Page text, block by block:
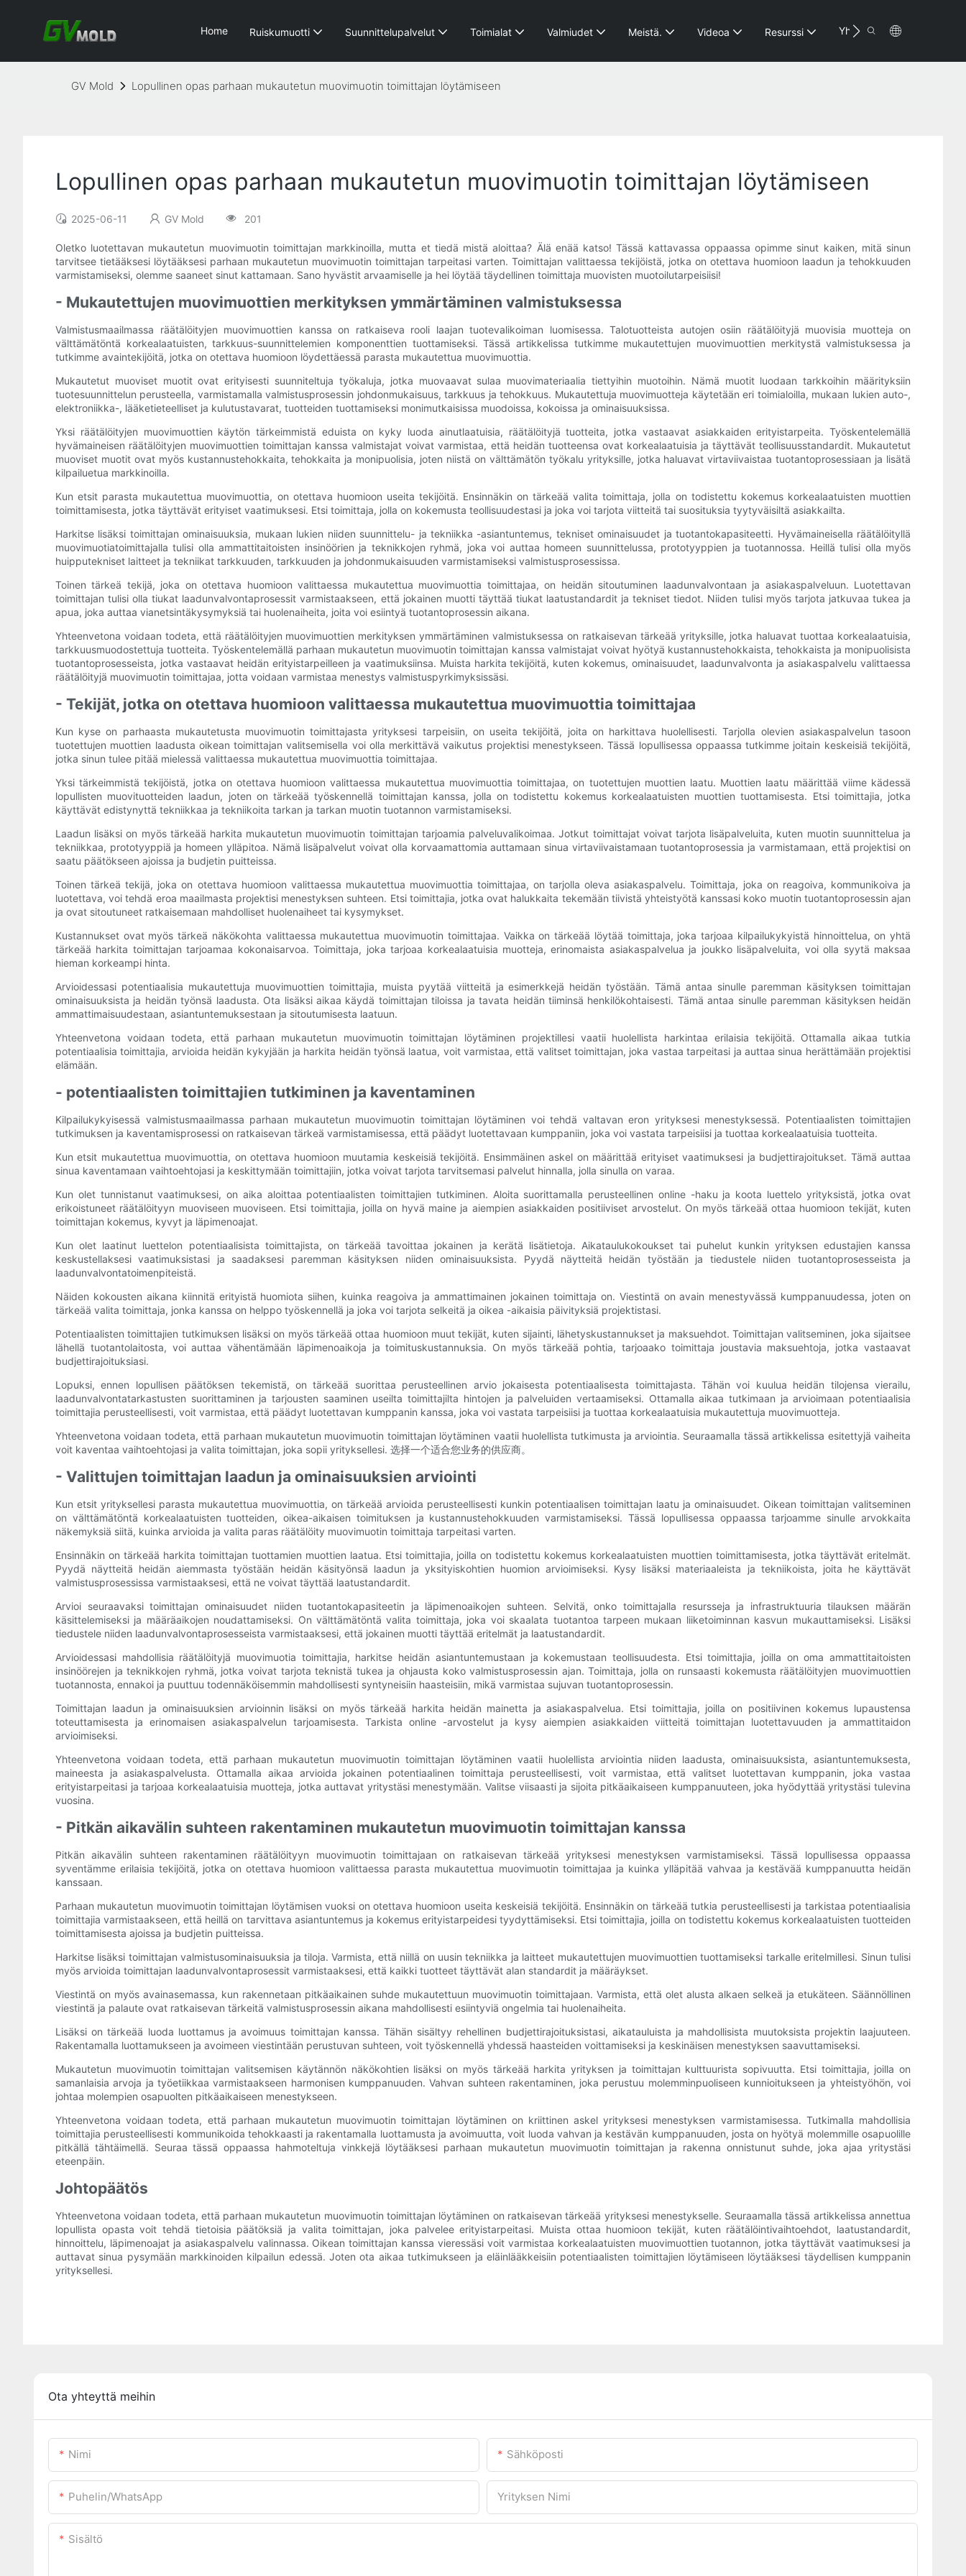
Home Ruiskumuotti Suunnittelupalvelut Toimialat Valmiudet Meistä. Videoa Resurssi Yhteystiedot
GV Mold Lopullinen opas parhaan mukautetun muovimuotin toimittajan löytämiseen
Lopullinen opas parhaan mukautetun muovimuotin toimittajan löytämiseen
2025-06-11 GV Mold 201
Oletko luotettavan mukautetun muovimuotin toimittajan markkinoilla, mutta et tiedä mistä aloittaa? Älä enää katso! Tässä kattavassa oppaassa opimme sinut kaiken, mitä sinun
tarvitsee tietääksesi löytääksesi parhaan mukautetun muovimuotin toimittajan tarpeitasi varten. Toimittajan valittaessa tekijöistä, jotka on otettava huomioon laadun ja tehokkuuden
varmistamiseksi, olemme saaneet sinut kattamaan. Sano hyvästit arvaamiselle ja hei löytää täydellinen toimittaja muovisten muotoilutarpeisiisi!
- Mukautettujen muovimuottien merkityksen ymmärtäminen valmistuksessa
Valmistusmaailmassa räätälöityjen muovimuottien kanssa on ratkaiseva rooli laajan tuotevalikoiman luomisessa. Talotuotteista autojen osiin räätälöityjä muovisia muotteja on
välttämätöntä korkealaatuisten, tarkkuus-suunnittelemien komponenttien tuottamiseksi. Tässä artikkelissa tutkimme mukautettujen muovimuottien merkitystä valmistuksessa ja
tutkimme avaintekijöitä, jotka on otettava huomioon löydettäessä parasta mukautettua muovimuottia.
Mukautetut muoviset muotit ovat erityisesti suunniteltuja työkaluja, jotka muovaavat sulaa muovimateriaalia tiettyihin muotoihin. Nämä muotit luodaan tarkkoihin määrityksiin
tuotesuunnittelun perusteella, varmistamalla valmistusprosessin johdonmukaisuus, tarkkuus ja tehokkuus. Mukautettuja muovimuotteja käytetään eri toimialoilla, mukaan lukien auto-,
elektroniikka-, lääketieteelliset ja kulutustavarat, tuotteiden tuottamiseksi monimutkaisissa muodoissa, kokoissa ja ominaisuuksissa.
Yksi räätälöityjen muovimuottien käytön tärkeimmistä eduista on kyky luoda ainutlaatuisia, räätälöityjä tuotteita, jotka vastaavat asiakkaiden erityistarpeita. Työskentelemällä
hyvämaineisen räätälöityjen muovimuottien toimittajan kanssa valmistajat voivat varmistaa, että heidän tuotteensa ovat korkealaatuisia ja täyttävät teollisuusstandardit. Mukautetut
muoviset muotit ovat myös kustannustehokkaita, tehokkaita ja monipuolisia, joten niistä on välttämätön työkalu yrityksille, jotka haluavat virtaviivaistaa tuotantoprosessiaan ja lisätä
kilpailuetua markkinoilla.
Kun etsit parasta mukautettua muovimuottia, on otettava huomioon useita tekijöitä. Ensinnäkin on tärkeää valita toimittaja, jolla on todistettu kokemus korkealaatuisten muottien
toimittamisesta, jotka täyttävät erityiset vaatimuksesi. Etsi toimittaja, jolla on kokemusta teollisuudestasi ja joka voi tarjota viitteitä tai suosituksia tyytyväisiltä asiakkailta.
Harkitse lisäksi toimittajan ominaisuuksia, mukaan lukien niiden suunnittelu- ja tekniikka -asiantuntemus, tekniset ominaisuudet ja tuotantokapasiteetti. Hyvämaineisella räätälöityllä
muovimuotiatoimittajalla tulisi olla ammattitaitoisten insinöörien ja teknikkojen ryhmä, joka voi auttaa homeen suunnittelussa, prototyyppien ja tuotannossa. Heillä tulisi olla myös
huipputekniset laitteet ja tekniikat tarkkuuden, tarkkuuden ja johdonmukaisuuden varmistamiseksi valmistusprosessissa.
Toinen tärkeä tekijä, joka on otettava huomioon valittaessa mukautettua muovimuottia toimittajaa, on heidän sitoutuminen laadunvalvontaan ja asiakaspalveluun. Luotettavan
toimittajan tulisi olla tiukat laadunvalvontaprosessit varmistaakseen, että jokainen muotti täyttää tiukat laatustandardit ja tekniset tiedot. Niiden tulisi myös tarjota jatkuvaa tukea ja
apua, joka auttaa vianetsintäkysymyksiä tai huolenaiheita, joita voi esiintyä tuotantoprosessin aikana.
Yhteenvetona voidaan todeta, että räätälöityjen muovimuottien merkityksen ymmärtäminen valmistuksessa on ratkaisevan tärkeää yrityksille, jotka haluavat tuottaa korkealaatuisia,
tarkkuusmuodostettuja tuotteita. Työskentelemällä parhaan mukautetun muovimuotin toimittajan kanssa valmistajat voivat hyötyä kustannustehokkaista, tehokkaista ja monipuolisista
tuotantoprosesseista, jotka vastaavat heidän erityistarpeilleen ja vaatimuksiinsa. Muista harkita tekijöitä, kuten kokemus, ominaisuudet, laadunvalvonta ja asiakaspalvelu valittaessa
räätälöityjä muovimuotin toimittajaa, jotta voidaan varmistaa menestys valmistuspyrkimyksissäsi.
- Tekijät, jotka on otettava huomioon valittaessa mukautettua muovimuottia toimittajaa
Kun kyse on parhaasta mukautetusta muovimuotin toimittajasta yrityksesi tarpeisiin, on useita tekijöitä, joita on harkittava huolellisesti. Tarjolla olevien asiakaspalvelun tasoon
tuotettujen muottien laadusta oikean toimittajan valitsemisella voi olla merkittävä vaikutus projektisi menestykseen. Tässä lopullisessa oppaassa tutkimme joitain keskeisiä tekijöitä,
jotka sinun tulee pitää mielessä valittaessa mukautettua muovimuottia toimittajaa.
Yksi tärkeimmistä tekijöistä, jotka on otettava huomioon valittaessa mukautettua muovimuottia toimittajaa, on tuotettujen muottien laatu. Muottien laatu määrittää viime kädessä
lopullisten muovituotteiden laadun, joten on tärkeää työskennellä toimittajan kanssa, jolla on todistettu kokemus korkealaatuisten muottien tuottamisesta. Etsi toimittajia, jotka
käyttävät edistynyttä tekniikkaa ja tekniikoita tarkan ja tarkan muotin tuotannon varmistamiseksi.
Laadun lisäksi on myös tärkeää harkita mukautetun muovimuotin toimittajan tarjoamia palveluvalikoimaa. Jotkut toimittajat voivat tarjota lisäpalveluita, kuten muotin suunnittelua ja
tekniikkaa, prototyyppiä ja homeen ylläpitoa. Nämä lisäpalvelut voivat olla korvaamattomia auttamaan sinua virtaviivaistamaan tuotantoprosessia ja varmistamaan, että projektisi on
saatu päätökseen ajoissa ja budjetin puitteissa.
Toinen tärkeä tekijä, joka on otettava huomioon valittaessa mukautettua muovimuottia toimittajaa, on tarjolla oleva asiakaspalvelu. Toimittaja, joka on reagoiva, kommunikoiva ja
luotettava, voi tehdä eroa maailmasta projektisi menestyksen suhteen. Etsi toimittajia, jotka ovat halukkaita tekemään tiivistä yhteistyötä kanssasi koko muotin tuotantoprosessin ajan
ja ovat sitoutuneet ratkaisemaan mahdolliset huolenaiheet tai kysymykset.
Kustannukset ovat myös tärkeä näkökohta valittaessa mukautettua muovimuotin toimittajaa. Vaikka on tärkeää löytää toimittaja, joka tarjoaa kilpailukykyistä hinnoittelua, on yhtä
tärkeää harkita toimittajan tarjoamaa kokonaisarvoa. Toimittaja, joka tarjoaa korkealaatuisia muotteja, erinomaista asiakaspalvelua ja joukko lisäpalveluita, voi olla syytä maksaa
hieman korkeampi hinta.
Arvioidessasi potentiaalisia mukautettuja muovimuottien toimittajia, muista pyytää viitteitä ja esimerkkejä heidän työstään. Tämä antaa sinulle paremman käsityksen toimittajan
ominaisuuksista ja heidän työnsä laadusta. Ota lisäksi aikaa käydä toimittajan tiloissa ja tavata heidän tiiminsä henkilökohtaisesti. Tämä antaa sinulle paremman käsityksen heidän
ammattimaisuudestaan, asiantuntemuksestaan ​​ja sitoutumisesta laatuun.
Yhteenvetona voidaan todeta, että parhaan mukautetun muovimuotin toimittajan löytäminen projektillesi vaatii huolellista harkintaa erilaisia ​​tekijöitä. Ottamalla aikaa tutkia
potentiaalisia toimittajia, arvioida heidän kykyjään ja harkita heidän työnsä laatua, voit varmistaa, että valitset toimittajan, joka vastaa tarpeitasi ja auttaa sinua herättämään projektisi
elämään.
- potentiaalisten toimittajien tutkiminen ja kaventaminen
Kilpailukykyisessä valmistusmaailmassa parhaan mukautetun muovimuotin toimittajan löytäminen voi tehdä valtavan eron yrityksesi menestyksessä. Potentiaalisten toimittajien
tutkimuksen ja kaventamisprosessi on ratkaisevan tärkeä varmistamisessa, että päädyt luotettavaan kumppaniin, joka voi vastata tarpeisiisi ja tuottaa korkealaatuisia tuotteita.
Kun etsit mukautettua muovimuottia, on otettava huomioon muutamia keskeisiä tekijöitä. Ensimmäinen askel on määrittää erityiset vaatimuksesi ja budjettirajoitukset. Tämä auttaa
sinua kaventamaan vaihtoehtojasi ja keskittymään toimittajiin, jotka voivat tarjota tarvitsemasi palvelut hinnalla, jolla sinulla on varaa.
Kun olet tunnistanut vaatimuksesi, on aika aloittaa potentiaalisten toimittajien tutkiminen. Aloita suorittamalla perusteellinen online -haku ja koota luettelo yrityksistä, jotka ovat
erikoistuneet räätälöityyn muoviseen muoviseen. Etsi toimittajia, joilla on hyvä maine ja aiempien asiakkaiden positiiviset arvostelut. On myös tärkeää ottaa huomioon tekijät, kuten
toimittajan kokemus, kyvyt ja läpimenoajat.
Kun olet laatinut luettelon potentiaalisista toimittajista, on tärkeää tavoittaa jokainen ja kerätä lisätietoja. Aikataulukokoukset tai puhelut kunkin yrityksen edustajien kanssa
keskustellaksesi vaatimuksistasi ja saadaksesi paremman käsityksen niiden ominaisuuksista. Pyydä näytteitä heidän työstään ja tiedustele niiden tuotantoprosesseista ja
laadunvalvontatoimenpiteistä.
Näiden kokousten aikana kiinnitä erityistä huomiota siihen, kuinka reagoiva ja ammattimainen jokainen toimittaja on. Viestintä on avain menestyvässä kumppanuudessa, joten on
tärkeää valita toimittaja, jonka kanssa on helppo työskennellä ja joka voi tarjota selkeitä ja oikea -aikaisia ​​päivityksiä projektistasi.
Potentiaalisten toimittajien tutkimuksen lisäksi on myös tärkeää ottaa huomioon muut tekijät, kuten sijainti, lähetyskustannukset ja maksuehdot. Toimittajan valitseminen, joka sijaitsee
lähellä tuotantolaitosta, voi auttaa vähentämään läpimenoaikoja ja toimituskustannuksia. On myös tärkeää pohtia, tarjoaako toimittaja joustavia maksuehtoja, jotka vastaavat
budjettirajoituksiasi.
Lopuksi, ennen lopullisen päätöksen tekemistä, on tärkeää suorittaa perusteellinen arvio jokaisesta potentiaalisesta toimittajasta. Tähän voi kuulua heidän tilojensa vierailu,
laadunvalvontatarkastusten suorittaminen ja tarjousten saaminen useilta toimittajilta hintojen ja palveluiden vertaamiseksi. Ottamalla aikaa tutkimaan ja arvioimaan potentiaalisia
toimittajia perusteellisesti, voit varmistaa, että päädyt luotettavan kumppanin kanssa, joka voi vastata tarpeisiisi ja tuottaa korkealaatuisia mukautettuja muovimuotteja.
Yhteenvetona voidaan todeta, että parhaan mukautetun muovimuotin toimittajan löytäminen vaatii huolellista tutkimusta ja arviointia. Seuraamalla tässä artikkelissa esitettyjä vaiheita
voit kaventaa vaihtoehtojasi ja valita toimittajan, joka sopii yrityksellesi. 选择一个适合您业务的供应商。
- Valittujen toimittajan laadun ja ominaisuuksien arviointi
Kun etsit yrityksellesi parasta mukautettua muovimuottia, on tärkeää arvioida perusteellisesti kunkin potentiaalisen toimittajan laatu ja ominaisuudet. Oikean toimittajan valitseminen
on välttämätöntä korkealaatuisten tuotteiden, oikea-aikaisen toimituksen ja kustannustehokkuuden varmistamiseksi. Tässä lopullisessa oppaassa tarjoamme sinulle arvokkaita
näkemyksiä siitä, kuinka arvioida ja valita paras räätälöity muovimuotin toimittaja tarpeitasi varten.
Ensinnäkin on tärkeää harkita toimittajan tuottamien muottien laatua. Etsi toimittajia, joilla on todistettu kokemus korkealaatuisten muottien toimittamisesta, jotka täyttävät eritelmät.
Pyydä näytteitä heidän aiemmasta työstään heidän käsityönsä laadun ja yksityiskohtien huomion arvioimiseksi. Kysy lisäksi materiaaleista ja tekniikoista, joita he käyttävät
valmistusprosessissa varmistaaksesi, että ne voivat täyttää laatustandardit.
Arvioi seuraavaksi toimittajan ominaisuudet niiden tuotantokapasiteetin ja läpimenoaikojen suhteen. Selvitä, onko toimittajalla resursseja ja infrastruktuuria tilauksen määrän
käsittelemiseksi ja määräaikojen noudattamiseksi. On välttämätöntä valita toimittaja, joka voi skaalata tuotantoa tarpeen mukaan liiketoiminnan kasvun mukauttamiseksi. Lisäksi
tiedustele niiden laadunvalvontaprosesseista varmistaaksesi, että jokainen muotti täyttää eritelmät ja laatustandardit.
Arvioidessasi mahdollisia räätälöityjä muovimuotia toimittajia, harkitse heidän asiantuntemustaan ​​ja kokemustaan ​​teollisuudesta. Etsi toimittajia, joilla on oma ammattitaitoisten
insinöörejen ja teknikkojen ryhmä, jotka voivat tarjota teknistä tukea ja ohjausta koko valmistusprosessin ajan. Toimittaja, jolla on runsaasti kokemusta räätälöityjen muovimuottien
tuotannosta, ennakoi ja puuttuu todennäköisemmin mahdollisesti syntyneisiin haasteisiin, mikä varmistaa sujuvan tuotantoprosessin.
Toimittajan laadun ja ominaisuuksien arvioinnin lisäksi on myös tärkeää harkita heidän mainetta ja asiakaspalvelua. Etsi toimittajia, joilla on positiivinen kokemus lupaustensa
toteuttamisesta ja erinomaisen asiakaspalvelun tarjoamisesta. Tarkista online -arvostelut ja kysy aiempien asiakkaiden viitteitä toimittajan luotettavuuden ja ammattitaidon
arvioimiseksi.
Yhteenvetona voidaan todeta, että parhaan mukautetun muovimuotin toimittajan löytäminen vaatii huolellista arviointia niiden laadusta, ominaisuuksista, asiantuntemuksesta,
maineesta ja asiakaspalvelusta. Ottamalla aikaa arvioida jokainen potentiaalinen toimittaja perusteellisesti, voit varmistaa, että valitset luotettavan kumppanin, joka vastaa
erityistarpeitasi ja tarjoaa korkealaatuisia muotteja, jotka auttavat yritystäsi menestymään. Valitse viisaasti ja sijoita pitkäaikaiseen kumppanuuteen, joka hyödyttää yritystäsi tulevina
vuosina.
- Pitkän aikavälin suhteen rakentaminen mukautetun muovimuotin toimittajan kanssa
Pitkän aikavälin suhteen rakentaminen räätälöityyn muovimuotin toimittajaan on ratkaisevan tärkeää yrityksesi menestyksen varmistamiseksi. Tässä lopullisessa oppaassa
syventämme erilaisia ​​tekijöitä, jotka on otettava huomioon valittaessa parasta mukautettua muovimuotin toimittajaa ja kuinka ylläpitää vahvaa ja kestävää kumppanuutta heidän
kanssaan.
Parhaan mukautetun muovimuotin toimittajan löytämisen vuoksi on otettava huomioon useita keskeisiä tekijöitä. Ensinnäkin on tärkeää tutkia perusteellisesti ja tarkistaa potentiaalisia
toimittajia varmistaakseen, että heillä on tarvittava asiantuntemus ja kokemus erityistarpeidesi tyydyttämiseksi. Etsi toimittajia, joilla on todistettu kokemus korkealaatuisten tuotteiden
toimittamisesta ajoissa ja budjetin puitteissa.
Harkitse lisäksi toimittajan valmistusominaisuuksia ja tiloja. Varmista, että niillä on uusin tekniikka ja laitteet mukautettujen muovimuottien tuottamiseksi tarkalle eritelmillesi. Sinun tulisi
myös arvioida toimittajan laadunvalvontaprosessit varmistaaksesi, että kaikki tuotteet täyttävät alan standardit ja määräykset.
Viestintä on myös avainasemassa, kun rakennetaan pitkäaikainen suhde mukautettuun muovimuotin toimittajaan. Varmista, että olet alusta alkaen selkeä ja etukäteen. Säännöllinen
viestintä ja palaute ovat ratkaisevan tärkeitä valmistusprosessin aikana mahdollisesti esiintyviä ongelmia tai huolenaiheita.
Lisäksi on tärkeää luoda luottamus ja avoimuus toimittajan kanssa. Tähän sisältyy rehellinen budjettirajoituksistasi, aikatauluista ja mahdollisista muutoksista projektin laajuuteen.
Rakentamalla luottamukseen ja avoimeen viestintään perustuvan suhteen, voit työskennellä yhdessä haasteiden voittamiseksi ja keskinäisen menestyksen saavuttamiseksi.
Mukautetun muovimuotin toimittajan valitsemisen käytännön näkökohtien lisäksi on myös tärkeää harkita yrityksen ja toimittajan kulttuurista sopivuutta. Etsi toimittajia, joilla on
samanlaisia ​​arvoja ja työetiikkaa varmistaakseen harmonisen kumppanuuden. Vahvan suhteen rakentaminen, joka perustuu molemminpuoliseen kunnioitukseen ja yhteistyöhön, voi
johtaa molempien osapuolten pitkäaikaiseen menestykseen.
Yhteenvetona voidaan todeta, että parhaan mukautetun muovimuotin toimittajan löytäminen on kriittinen askel yrityksesi menestyksen varmistamisessa. Tutkimalla mahdollisia
toimittajia perusteellisesti kommunikoida tehokkaasti ja rakentamalla luottamusta ja avoimuutta, voit luoda vahvan ja kestävän kumppanuuden, josta on hyötyä molemmille osapuolille
pitkällä tähtäimellä. Seuraa tässä oppaassa hahmoteltuja vinkkejä löytääksesi parhaan mukautetun muovimuotin toimittajan ja rakenna onnistunut suhde, joka ajaa yritystäsi
eteenpäin.
Johtopäätös
Yhteenvetona voidaan todeta, että parhaan mukautetun muovimuotin toimittajan löytäminen on ratkaisevan tärkeää yrityksesi menestykselle. Seuraamalla tässä artikkelissa annettua
lopullista opasta voit tehdä tietoisia päätöksiä ja valita toimittajan, joka palvelee erityistarpeitasi. Muista ottaa huomioon tekijät, kuten räätälöintivaihtoehdot, laatustandardit,
hinnoittelu, läpimenoajat ja asiakaspalvelu valinnassa. Oikean toimittajan kanssa vieressäsi voit varmistaa korkealaatuisten muovimuottien tuotannon, jotka täyttävät vaatimuksesi ja
auttavat sinua pysymään markkinoiden kilpailun edessä. Joten ota aikaa tutkimukseen ja eläinlääkkeisiin potentiaalisten toimittajien löytämiseen löytääksesi täydellisen kumppanin
yrityksellesi.
Ota yhteyttä meihin
Nimi Sähköposti
Puhelin/WhatsApp Yrityksen Nimi
Sisältö